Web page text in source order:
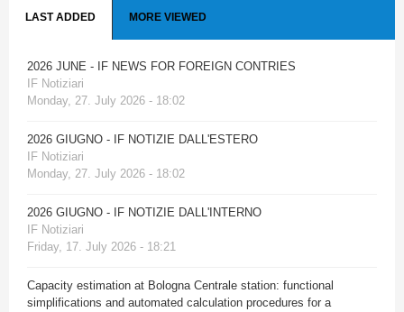
LAST ADDED MORE VIEWED
2026 JUNE - IF NEWS FOR FOREIGN CONTRIES
IF Notiziari
Monday, 27. July 2026 - 18:02
2026 GIUGNO - IF NOTIZIE DALL'ESTERO
IF Notiziari
Monday, 27. July 2026 - 18:02
2026 GIUGNO - IF NOTIZIE DALL'INTERNO
IF Notiziari
Friday, 17. July 2026 - 18:21
Capacity estimation at Bologna Centrale station: functional
simplifications and automated calculation procedures for a